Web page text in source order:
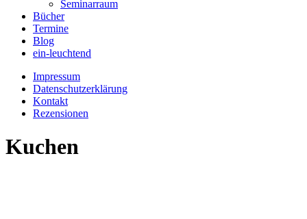
Seminarraum
Bücher
Termine
Blog
ein-leuchtend
Impressum
Datenschutzerklärung
Kontakt
Rezensionen
Kuchen